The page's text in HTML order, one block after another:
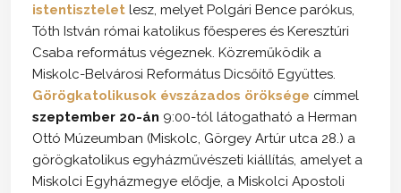
istentisztelet lesz, melyet Polgári Bence parókus,
Tóth István római katolikus főesperes és Keresztúri
Csaba református végeznek. Közreműködik a
Miskolc-Belvárosi Református Dicsőítő Együttes.
Görögkatolikusok évszázados öröksége címmel
szeptember 20-án 9:00-tól látogatható a Herman
Ottó Múzeumban (Miskolc, Görgey Artúr utca 28.) a
görögkatolikus egyházművészeti kiállítás, amelyet a
Miskolci Egyházmegye elődje, a Miskolci Apostoli